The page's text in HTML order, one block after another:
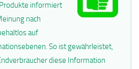
informiert
nach
auf
So ist gewährleistet,
diese Information